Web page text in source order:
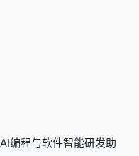
AI编程与软件智能研发助